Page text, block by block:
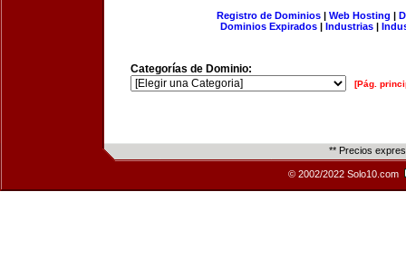
Registro de Dominios| Web Hosting |
Dominios Expirados | Industrias |
Categorías de Dominio:
[Pág.
** Precios
© 2002/2022 Solo10.com